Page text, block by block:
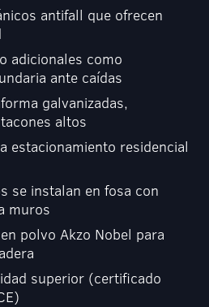
antifall que ofrecen
adicionales como
ante caídas
galvanizadas,
altos
estacionamiento residencial
se instalan en fosa con
muros
polvo Akzo Nobel para
superior (certificado